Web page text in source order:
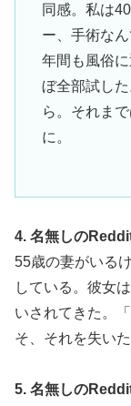
同感。私は
ー、手術な
年間も風俗
ぼ全部試し
ら。それま
に。
4. 名無しの
55歳の妻がいる
している。彼女
いされてきた。
そ、それを失い
5. 名無しの